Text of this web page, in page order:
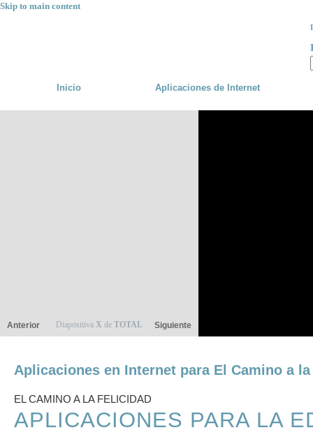
Skip to main content
Inicio Aplicaciones de Internet
Diapositiva X de TOTAL
Anterior Siguiente
Aplicaciones en Internet para El Camino a
EL CAMINO A LA FELICIDAD
APLICACIONES PARA LA